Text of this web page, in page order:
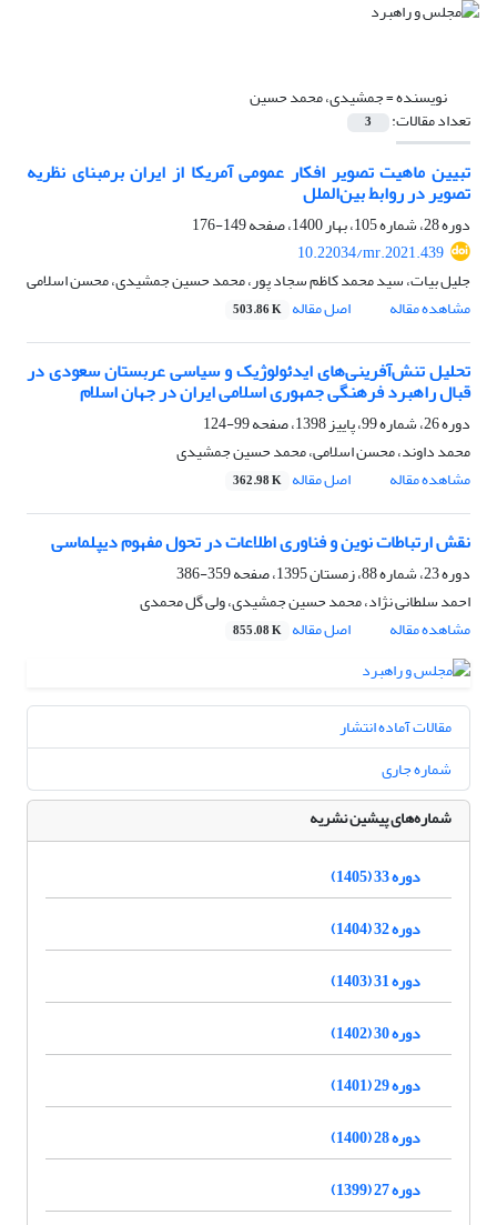
نویسنده =جمشیدی، محمد حسین
تعداد مقالات: 3
تبیین ماهیت تصویر افکار عمومی آمریکا از ایران بر‌مبنای نظریه
تصویر در روابط‌ بین‌الملل
دوره 28، شماره 105، بهار 1400، صفحه
149-176
10.22034/mr.2021.439
جلیل بیات، سید محمد کاظم سجاد پور، محمد حسین جمشیدی، محسن اسلامی
مشاهده مقاله
اصل مقاله 503.86 K
تحلیل تنش‌آفرینی‌های ایدئولوژیک و سیاسی عربستان سعودی در
قبال راهبرد فرهنگی جمهوری اسلامی ایران در جهان اسلام
دوره 26، شماره 99، پاییز 1398، صفحه
99-124
محمد داوند، محسن اسلامی، محمد حسین جمشیدی
مشاهده مقاله
اصل مقاله 362.98 K
نقش ارتباطات نوین و فناوری اطلاعات در تحول مفهوم دیپلماسی
دوره 23، شماره 88، زمستان 1395، صفحه
359-386
احمد سلطانی نژاد، محمد حسین جمشیدی، ولی گل محمدی
مشاهده مقاله
اصل مقاله 855.08 K
مقالات آماده انتشار
شماره جاری
شماره‌های پیشین نشریه
دوره 33 (1405)
دوره 32 (1404)
دوره 31 (1403)
دوره 30 (1402)
دوره 29 (1401)
دوره 28 (1400)
دوره 27 (1399)